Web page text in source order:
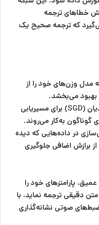
خطاهای ترجمه
که ترجمه صحیح یک
مدل وزن‌های خود را از
بهبود می‌بخشد.
تکنیک‌هایی مانند نزول تصادفی گرادیان (SGD) برای مسیریابی
گوناگون به‌کار می‌روند.
در داده‌هایی که دیده
برازش اضافی جلوگیری
پارامترهای خود را
دقیقی ترجمه نماید، با
صوتی نشانه‌گذاری